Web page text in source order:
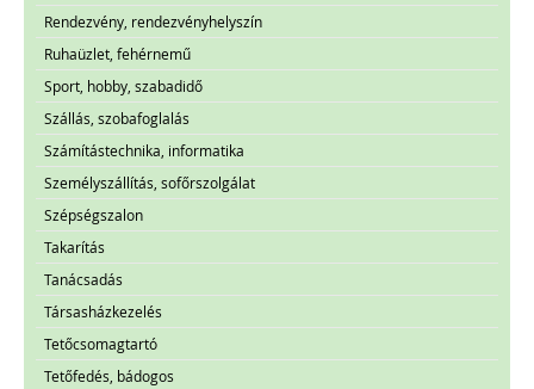
Rendezvény, rendezvényhelyszín
Ruhaüzlet, fehérnemű
Sport, hobby, szabadidő
Szállás, szobafoglalás
Számítástechnika, informatika
Személyszállítás, sofőrszolgálat
Szépségszalon
Takarítás
Tanácsadás
Társasházkezelés
Tetőcsomagtartó
Tetőfedés, bádogos